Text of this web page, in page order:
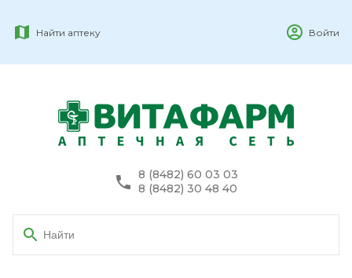
Найти аптеку Войти
8 (8482) 60 03 03
8 (8482) 30 48 40